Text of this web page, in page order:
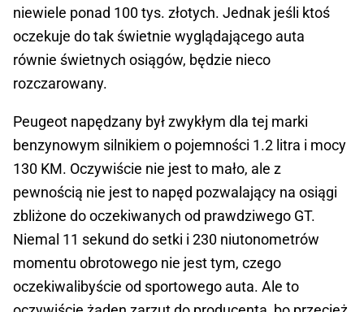
niewiele ponad 100 tys. złotych. Jednak jeśli ktoś
oczekuje do tak świetnie wyglądającego auta
równie świetnych osiągów, będzie nieco
rozczarowany.
Peugeot napędzany był zwykłym dla tej marki
benzynowym silnikiem o pojemności 1.2 litra i mocy
130 KM. Oczywiście nie jest to mało, ale z
pewnością nie jest to napęd pozwalający na osiągi
zbliżone do oczekiwanych od prawdziwego GT.
Niemal 11 sekund do setki i 230 niutonometrów
momentu obrotowego nie jest tym, czego
oczekiwalibyście od sportowego auta. Ale to